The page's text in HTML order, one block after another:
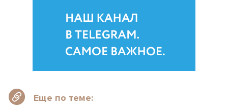
Еще по теме: